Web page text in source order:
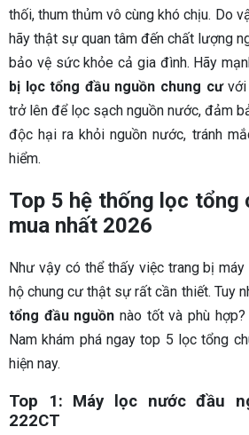
thối, thum thủm vô cùng khó chịu. Do
hãy thật sự quan tâm đến chất lượng
bảo vệ sức khỏe cả gia đình. Hãy
bị lọc tổng đầu nguồn chung cưvới
trở lên để lọc sạch nguồn nước, đảm
độc hại ra khỏi nguồn nước, tránh
hiểm.
Top 5 hệ thống lọc tổng
mua nhất 2026
Như vậy có thể thấy việc trang bị
hộ chung cư thật sự rất cần thiết. Tuy
tổng đầu nguồn nào tốt và phù
Nam khám phá ngay top 5 lọc tổng
hiện nay.
Top 1: Máy lọc nước đầu
222CT